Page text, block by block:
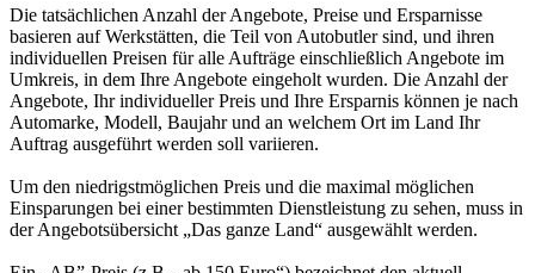
Die tatsächlichen Anzahl der Angebote, Preise und Ersparnisse
basieren auf Werkstätten, die Teil von Autobutler sind, und ihren
individuellen Preisen für alle Aufträge einschließlich Angebote im
Umkreis, in dem Ihre Angebote eingeholt wurden. Die Anzahl der
Angebote, Ihr individueller Preis und Ihre Ersparnis können je nach
Automarke, Modell, Baujahr und an welchem Ort im Land Ihr
Auftrag ausgeführt werden soll variieren.
Um den niedrigstmöglichen Preis und die maximal möglichen
Einsparungen bei einer bestimmten Dienstleistung zu sehen, muss in
der Angebotsübersicht „Das ganze Land“ ausgewählt werden.